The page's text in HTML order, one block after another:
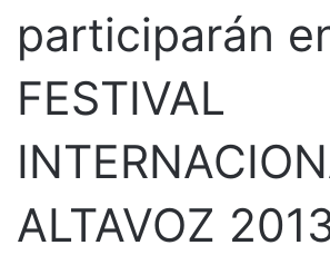
participarán
FESTIVAL
ALTAVOZ